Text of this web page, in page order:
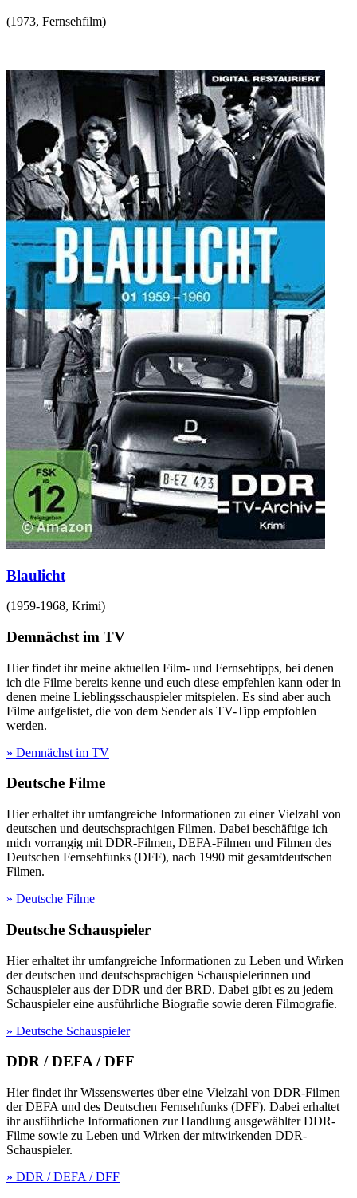
(1973, Fernsehfilm)
Blaulicht
(1959-1968, Krimi)
Demnächst im TV
Hier findet ihr meine aktuellen Film- und Fernsehtipps, bei denen
ich die Filme bereits kenne und euch diese empfehlen kann oder in
denen meine Lieblingsschauspieler mitspielen. Es sind aber auch
Filme aufgelistet, die von dem Sender als TV-Tipp empfohlen
werden.
» Demnächst im TV
Deutsche Filme
Hier erhaltet ihr umfangreiche Informationen zu einer Vielzahl von
deutschen und deutschsprachigen Filmen. Dabei beschäftige ich
mich vorrangig mit DDR-Filmen, DEFA-Filmen und Filmen des
Deutschen Fernsehfunks (DFF), nach 1990 mit gesamtdeutschen
Filmen.
» Deutsche Filme
Deutsche Schauspieler
Hier erhaltet ihr umfangreiche Informationen zu Leben und Wirken
der deutschen und deutschsprachigen Schauspielerinnen und
Schauspieler aus der DDR und der BRD. Dabei gibt es zu jedem
Schauspieler eine ausführliche Biografie sowie deren Filmografie.
» Deutsche Schauspieler
DDR / DEFA / DFF
Hier findet ihr Wissenswertes über eine Vielzahl von DDR-Filmen
der DEFA und des Deutschen Fernsehfunks (DFF). Dabei erhaltet
ihr ausführliche Informationen zur Handlung ausgewählter DDR-
Filme sowie zu Leben und Wirken der mitwirkenden DDR-
Schauspieler.
» DDR / DEFA / DFF